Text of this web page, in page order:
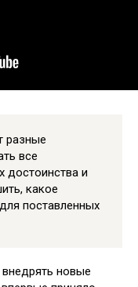
разные
все
достоинства и
какое
поставленных
новые